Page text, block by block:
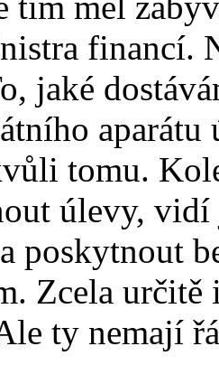
financí.
jaké
tomu.
úlevy, vidí
poskytnout
Zcela
ty nemají